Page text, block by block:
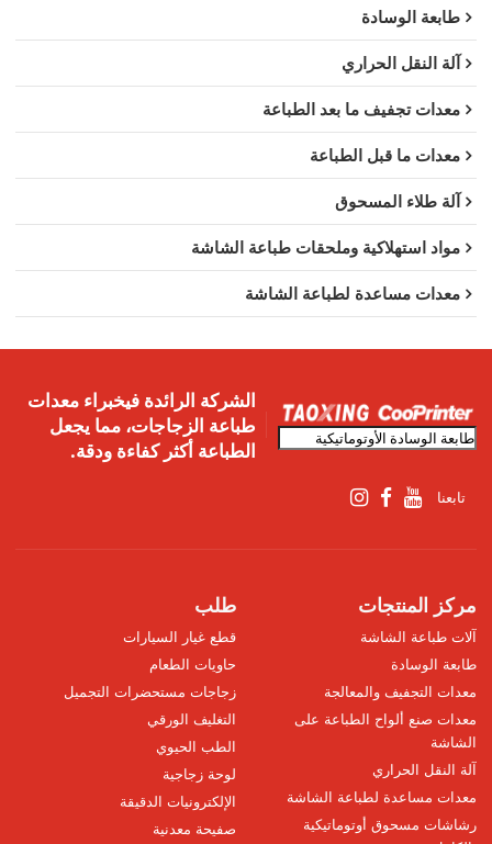
طابعة الوسادة
آلة النقل الحراري
معدات تجفيف ما بعد الطباعة
معدات ما قبل الطباعة
آلة طلاء المسحوق
مواد استهلاكية وملحقات طباعة الشاشة
معدات مساعدة لطباعة الشاشة
الشركة الرائدة فيخبراء معدات
طباعة الزجاجات، مما يجعل
الطباعة أكثر كفاءة ودقة.
تابعنا
مركز المنتجات
آلات طباعة الشاشة
طابعة الوسادة
معدات التجفيف والمعالجة
معدات صنع ألواح الطباعة على
الشاشة
آلة النقل الحراري
معدات مساعدة لطباعة الشاشة
رشاشات مسحوق أوتوماتيكية
طلب
قطع غيار السيارات
حاويات الطعام
زجاجات مستحضرات التجميل
التغليف الورقي
الطب الحيوي
لوحة زجاجية
الإلكترونيات الدقيقة
صفيحة معدنية